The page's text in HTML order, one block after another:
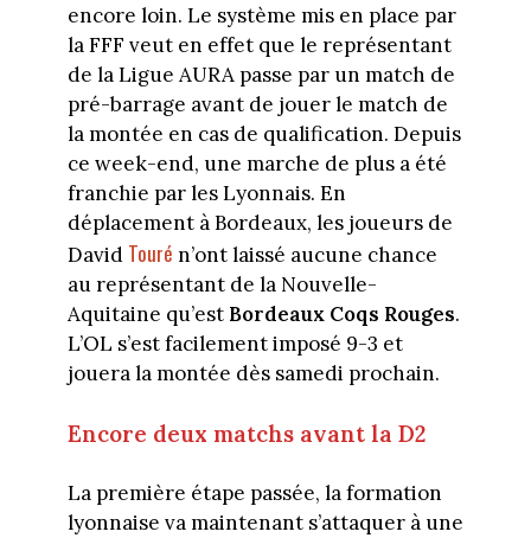
encore loin. Le système mis en place par
la FFF veut en effet que le représentant
de la Ligue AURA passe par un match de
pré-barrage avant de jouer le match de
la montée en cas de qualification. Depuis
ce week-end, une marche de plus a été
franchie par les Lyonnais. En
déplacement à Bordeaux, les joueurs de
David Touré n’ont laissé aucune chance
au représentant de la Nouvelle-
Aquitaine qu’est Bordeaux Coqs Rouges.
L’OL s’est facilement imposé 9-3 et
jouera la montée dès samedi prochain.
Encore deux matchs avant la D2
La première étape passée, la formation
lyonnaise va maintenant s’attaquer à une